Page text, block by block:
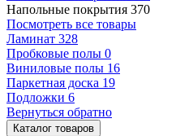
Напольные покрытия 370
Посмотреть все товары
Ламинат 328
Пробковые полы 0
Виниловые полы 16
Паркетная доска 19
Подложки 6
Вернуться обратно
Каталог товаров